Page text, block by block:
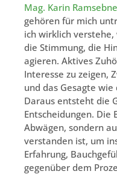
Mag. Karin
gehören für mich
ich wirklich
die Stimmung, die
agieren. Aktives
Interesse zu zeigen,
und das Gesagte
Daraus entsteht die
Entscheidungen. Die
Abwägen, sondern
verstanden ist, um
Erfahrung,
gegenüber dem